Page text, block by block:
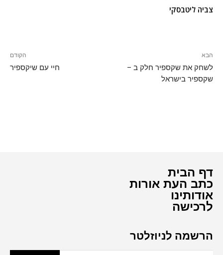
צביה ליטבסקי
הקודם
חיי עם שיקספיר
הבא
לשחק את שקספיר חלק ב –
שקספיר בישראל
דף הבית
כתב העת אורות
אודותינו
לרכישה
הרשמה לניוזלטר